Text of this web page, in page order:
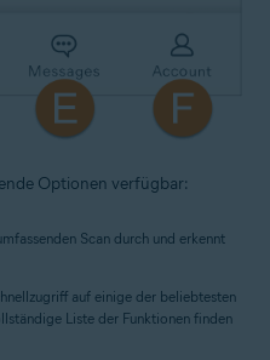
Optionen verfügbar:
Scan durch und erkennt
auf einige der beliebtesten
Liste der Funktionen finden